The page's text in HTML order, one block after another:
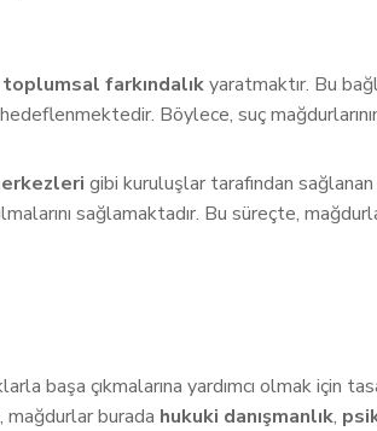
toplumsal farkındalıkyaratmaktır. Bu
Böylece, suç
gibi kuruluşlar tarafından
sağlamaktadır. Bu süreçte,
başa çıkmalarına yardımcı olmak
mağdurlar burada hukuki danışmanlık,